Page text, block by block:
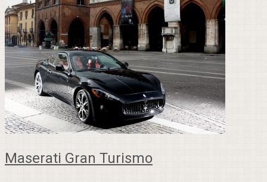
Maserati Gran Turismo